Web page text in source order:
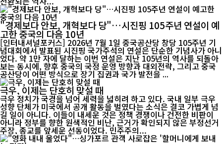
"경제보다 안보, 개혁보다 당"…시진핑 105주년 연설이 예
고한 중국의 다음 10년
[인터내셔널포커스] 2026년 7월 1일 중국공산당 창당 105주년 기
념대회에서 발표된 시진핑 국가주석의 연설은 단순한 기념사가 아니
었다. 약 1만 자에 달하는 이번 연설은 지난 105년의 역사를 되돌아
보는 동시에, 향후 중국의 국정 운영 방향과 대외전략, 그리고 중국
공산당이 어떤 방식으로 장기 집권과 국가 발전을 ...
극우, 이제는 단호히 맞설 때
극우 정치가 국경을 넘어 세력을 넓히려 하고 있다. 국내 일부 극우
성향 단체가 미국에서 공개 활동을 벌였다는 소식은 결코 가볍게 넘
길 일이 아니다. 이들이 내세운 것은 정책 경쟁이나 건전한 비판이
아니라 정부를 향한 원색적인 비난, 근거가 확인되지 않은 부정선거
주장, 종교를 앞세운 선동이었다. 민주주의...